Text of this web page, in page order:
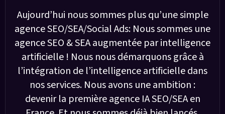
Aujourd’hui nous sommes plus qu’une simple
agence SEO/SEA/Social Ads: Nous sommes une
agence SEO & SEA augmentée par intelligence
artificielle ! Nous nous démarquons grâce à
l’intégration de l’intelligence artificielle dans
nos services. Nous avons une ambition :
devenir la première agence IA SEO/SEA en